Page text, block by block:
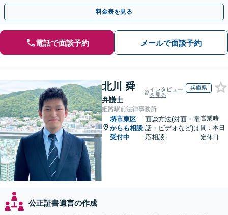
間・休日面談可】【WEB面談】【完全個室】
料金表を見る
電話で面談予約 メールで面談予約
北川 舜
弁護士
インタビュー
を見る
兵庫県
姫路駅前法律事務所
堺市東区
からも相談
受付中
面談方法(対面・電
話・ビデオなど)は
応相談
営業時
間：本日
定休日
公正証書遺言の作成